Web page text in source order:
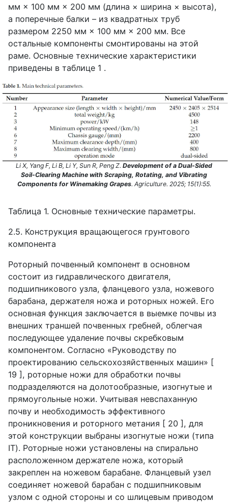
мм × 100 мм × 200 мм (длина × ширина × высота),
а поперечные балки – из квадратных труб
размером 2250 мм × 100 мм × 200 мм. Все
остальные компоненты смонтированы на этой
раме. Основные технические характеристики
приведены в таблице 1 .
Li X, Yang F, Li B, Li Y, Sun R, Peng Z. Development of a Dual-Sided
Soil-Clearing Machine with Scraping, Rotating, and Vibrating
Components for Winemaking Grapes. Agriculture. 2025; 15(1):55.
Таблица 1. Основные технические параметры.
2.5. Конструкция вращающегося грунтового
компонента
Роторный почвенный компонент в основном
состоит из гидравлического двигателя,
подшипникового узла, фланцевого узла, ножевого
барабана, держателя ножа и роторных ножей. Его
основная функция заключается в выемке почвы из
внешних траншей почвенных гребней, облегчая
последующее удаление почвы скребковым
компонентом. Согласно «Руководству по
проектированию сельскохозяйственных машин» [
19 ], роторные ножи для обработки почвы
подразделяются на долотообразные, изогнутые и
прямоугольные ножи. Учитывая невспаханную
почву и необходимость эффективного
проникновения и роторного метания [ 20 ], для
этой конструкции выбраны изогнутые ножи (типа
IT). Роторные ножи установлены на спирально
расположенном держателе ножа, который
закреплен на ножевом барабане. Фланцевый узел
соединяет ножевой барабан с подшипниковым
узлом с одной стороны и со шлицевым приводом